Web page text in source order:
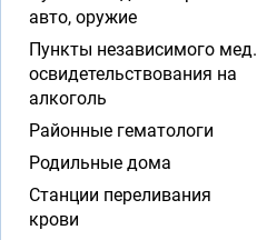
авто, оружие
Пункты независимого мед.
освидетельствования на
алкоголь
Районные гематологи
Родильные дома
Станции переливания
крови